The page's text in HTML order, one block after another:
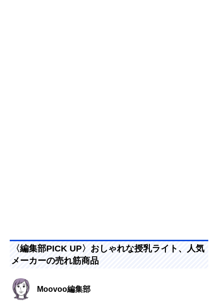
〈編集部PICK UP〉おしゃれな授乳ライト、人気
メーカーの売れ筋商品
Moovoo編集部